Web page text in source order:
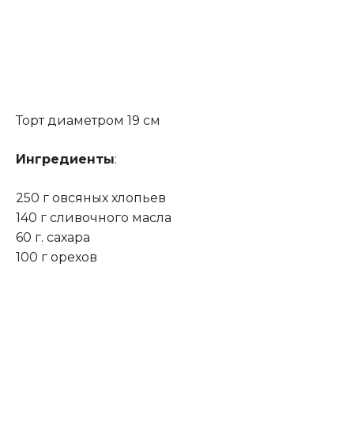
Торт диаметром 19 см
Ингредиенты:
250 г овсяных хлопьев
140 г сливочного масла
60 г. сахара
100 г орехов